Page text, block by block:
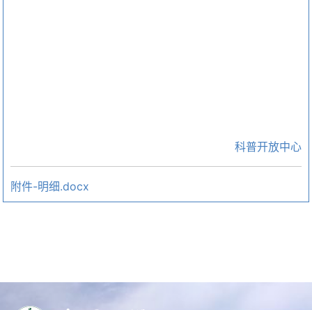
科普开放中心
附件-明细.docx